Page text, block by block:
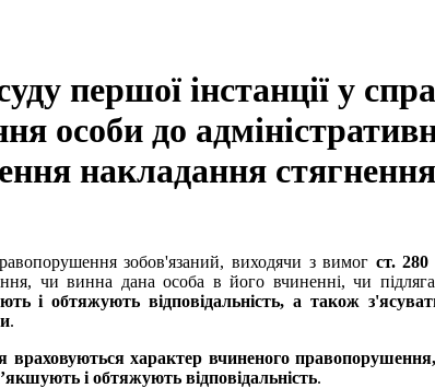
першої інстанції у
до
накладання
зобов'язаний, виходячи з вимог ст.
чи винна дана особа в його вчиненні, чи
і обтяжують відповідальність, а також
.
характер вчиненого
і обтяжують відповідальність.